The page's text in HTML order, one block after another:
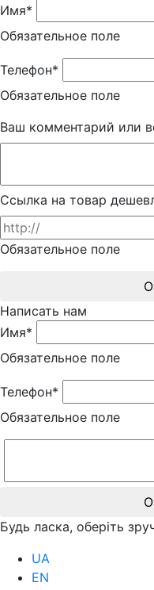
Имя*
Обязательное поле
Телефон*
Обязательное поле
Ваш комментарий или
Ссылка на товар
Обязательное поле
Написать нам
Имя*
Обязательное поле
Телефон*
Обязательное поле
Будь ласка, оберіть
UA
EN